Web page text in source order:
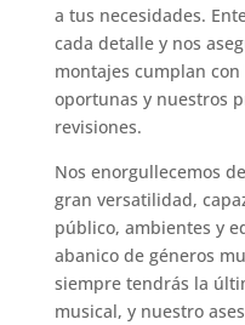
a tus necesidades.
cada detalle y nos
montajes cumplan
oportunas y nuestros
revisiones.
Nos enorgullecemos
gran versatilidad,
público, ambientes y
abanico de géneros
siempre tendrás la
musical, y nuestro